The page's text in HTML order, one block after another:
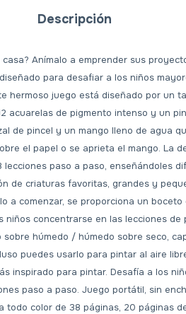
Descripción
Anímalo a emprender sus
para desafiar a los niños
hermoso juego está diseñado por un
acuarelas de pigmento intenso y un
de pincel y un mango lleno de agua
el papel o se aprieta el mango. La
paso a paso, enseñándoles
de criaturas favoritas, grandes y
a comenzar, se proporciona un
niños concentrarse en las lecciones de
húmedo / húmedo sobre seco,
puedes usarlo para pintar al aire
inspirado para pintar. Desafía a los
paso a paso. Juego portátil, sin
color de 38 páginas, 20 páginas